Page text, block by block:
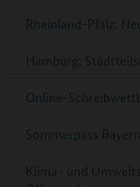
Rheinland-Pfalz:
Hamburg:
Online-
Sommerpass
Klima- und